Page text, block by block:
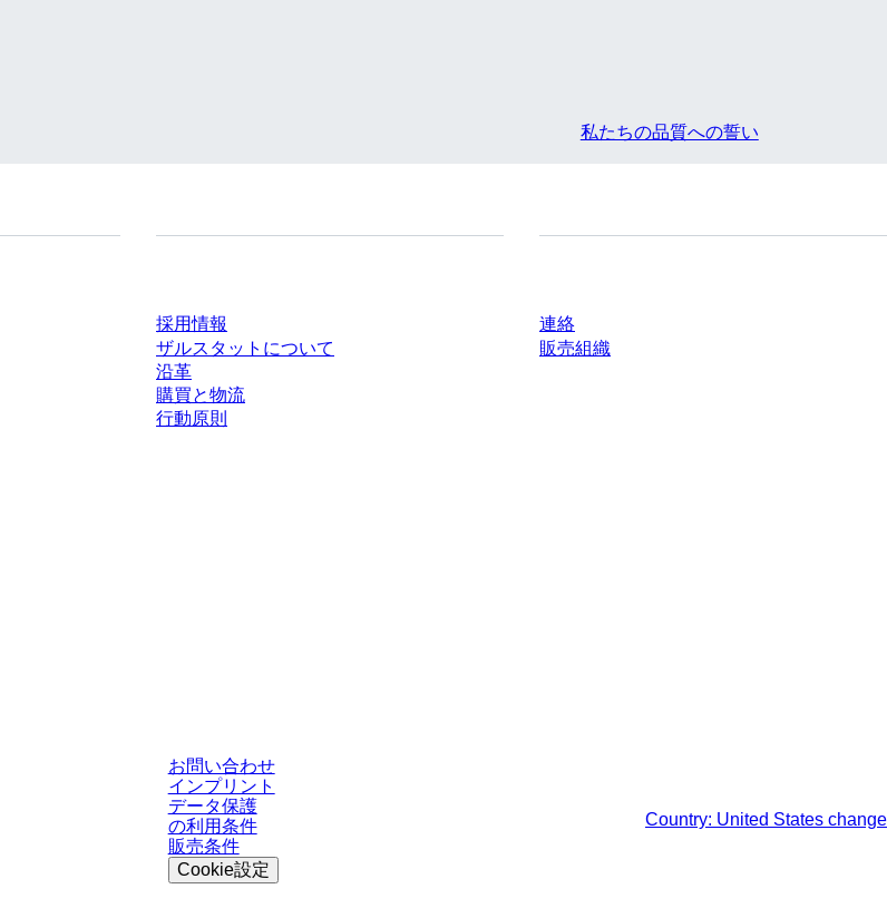
私たちの品質への誓い
採用情報
ザルスタットについて
沿革
購買と物流
行動原則
連絡
販売組織
お問い合わせ
インプリント
データ保護
の利用条件
販売条件
Cookie設定
Country: United States change